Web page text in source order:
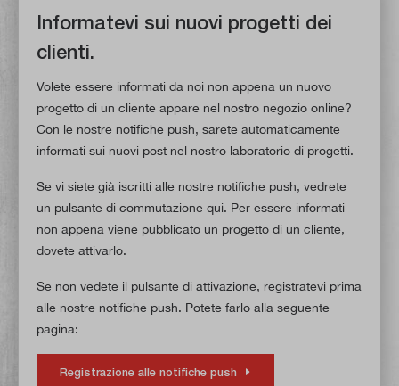
Informatevi sui nuovi progetti dei
clienti.
Volete essere informati da noi non appena un nuovo
progetto di un cliente appare nel nostro negozio online?
Con le nostre notifiche push, sarete automaticamente
informati sui nuovi post nel nostro laboratorio di progetti.
Se vi siete già iscritti alle nostre notifiche push, vedrete
un pulsante di commutazione qui. Per essere informati
non appena viene pubblicato un progetto di un cliente,
dovete attivarlo.
Se non vedete il pulsante di attivazione, registratevi prima
alle nostre notifiche push. Potete farlo alla seguente
pagina:
Registrazione alle notifiche push